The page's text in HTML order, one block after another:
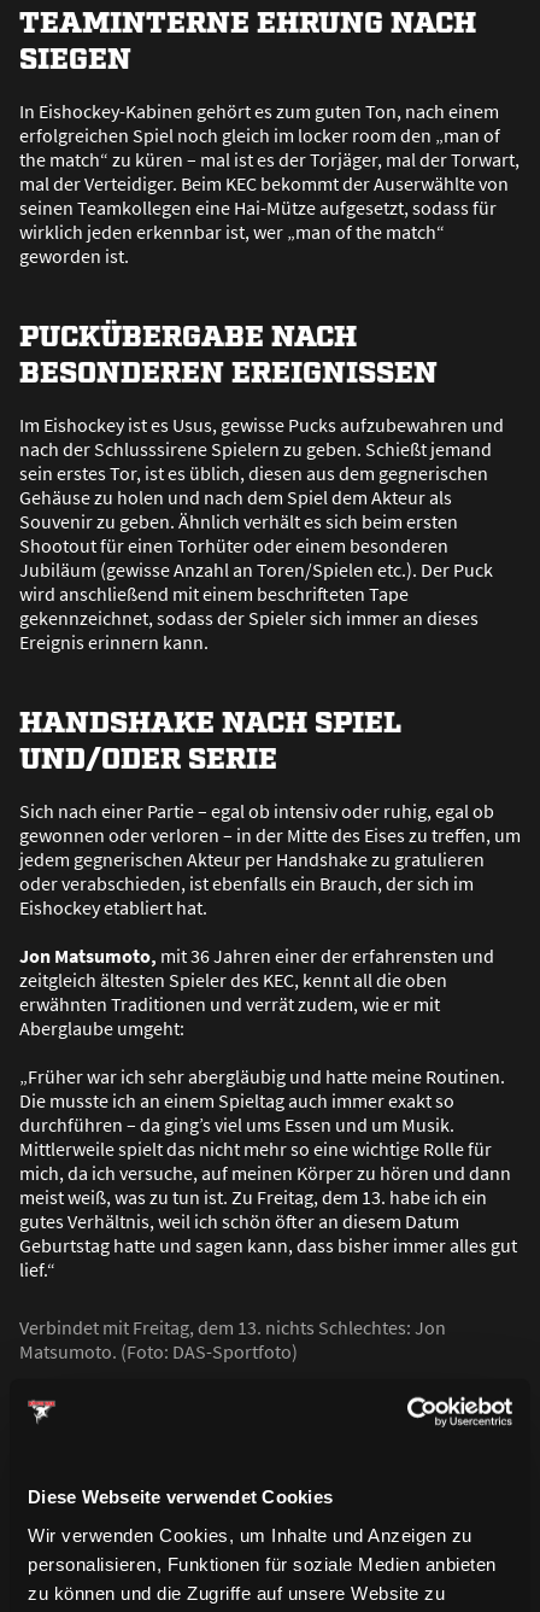
Diese Webseite verwendet Cookies
Wir verwenden Cookies, um Inhalte und Anzeigen zu
personalisieren, Funktionen für soziale Medien anbieten
zu können und die Zugriffe auf unsere Website zu
TEAMINTERNE EHRUNG NACH
SIEGEN
In Eishockey-Kabinen gehört es zum guten Ton, nach einem
erfolgreichen Spiel noch gleich im locker room den „man of
the match“ zu küren – mal ist es der Torjäger, mal der Torwart,
mal der Verteidiger. Beim KEC bekommt der Auserwählte von
seinen Teamkollegen eine Hai-Mütze aufgesetzt, sodass für
wirklich jeden erkennbar ist, wer „man of the match“
geworden ist.
PUCKÜBERGABE NACH
BESONDEREN EREIGNISSEN
Im Eishockey ist es Usus, gewisse Pucks aufzubewahren und
nach der Schlusssirene Spielern zu geben. Schießt jemand
sein erstes Tor, ist es üblich, diesen aus dem gegnerischen
Gehäuse zu holen und nach dem Spiel dem Akteur als
Souvenir zu geben. Ähnlich verhält es sich beim ersten
Shootout für einen Torhüter oder einem besonderen
Jubiläum (gewisse Anzahl an Toren/Spielen etc.). Der Puck
wird anschließend mit einem beschrifteten Tape
gekennzeichnet, sodass der Spieler sich immer an dieses
Ereignis erinnern kann.
HANDSHAKE NACH SPIEL
UND/ODER SERIE
Sich nach einer Partie – egal ob intensiv oder ruhig, egal ob
gewonnen oder verloren – in der Mitte des Eises zu treffen, um
jedem gegnerischen Akteur per Handshake zu gratulieren
oder verabschieden, ist ebenfalls ein Brauch, der sich im
Eishockey etabliert hat.
Jon Matsumoto, mit 36 Jahren einer der erfahrensten und
zeitgleich ältesten Spieler des KEC, kennt all die oben
erwähnten Traditionen und verrät zudem, wie er mit
Aberglaube umgeht:
„Früher war ich sehr abergläubig und hatte meine Routinen.
Die musste ich an einem Spieltag auch immer exakt so
durchführen – da ging’s viel ums Essen und um Musik.
Mittlerweile spielt das nicht mehr so eine wichtige Rolle für
mich, da ich versuche, auf meinen Körper zu hören und dann
meist weiß, was zu tun ist. Zu Freitag, dem 13. habe ich ein
gutes Verhältnis, weil ich schön öfter an diesem Datum
Geburtstag hatte und sagen kann, dass bisher immer alles gut
lief.“
Verbindet mit Freitag, dem 13. nichts Schlechtes: Jon
Matsumoto. (Foto: DAS-Sportfoto)
Saison 2022/2023